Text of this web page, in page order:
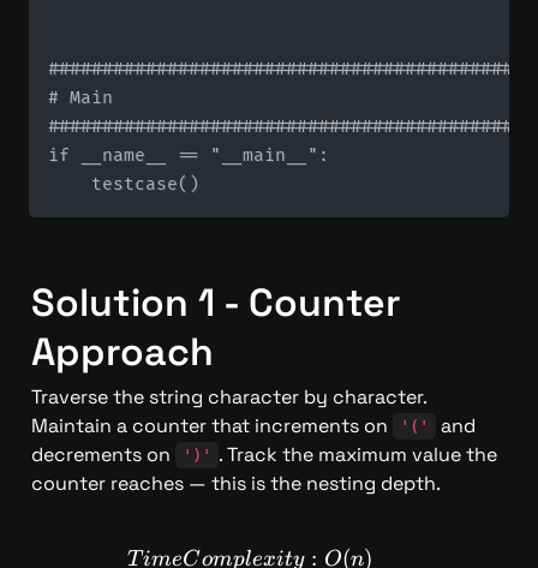
# Main
if __name__ == "__main__":
Solution 1 - Counter
Approach
Traverse the string character by character.
Maintain a counter that increments on
'('
and
decrements on
')'
. Track the maximum value the
counter reaches — this is the nesting depth.
TimeComplexity: O(n)
T imeComplexity : O(n)